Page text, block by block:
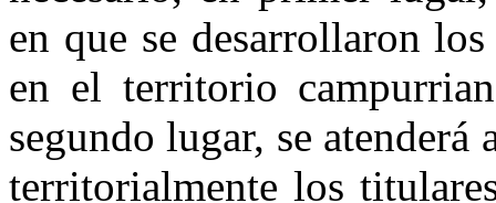
en que se desarrollaron
en el territorio
segundo lu­gar, se
territorialmente los